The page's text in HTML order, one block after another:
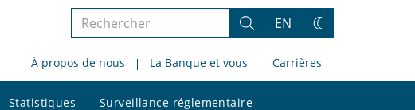
Rechercher
le
site
Rechercher
EN
Changez
thème
À propos de nous La Banque et vous Carrières
Statistiques Surveillance réglementaire